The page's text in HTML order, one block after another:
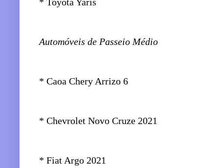
Automóveis de Passeio Médio
* Caoa Chery Arrizo 6
* Chevrolet Novo Cruze 2021
* Fiat Argo 2021